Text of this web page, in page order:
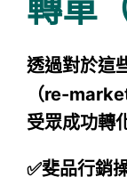
透過對於這
（re-
受眾成功轉
✅斐品行銷